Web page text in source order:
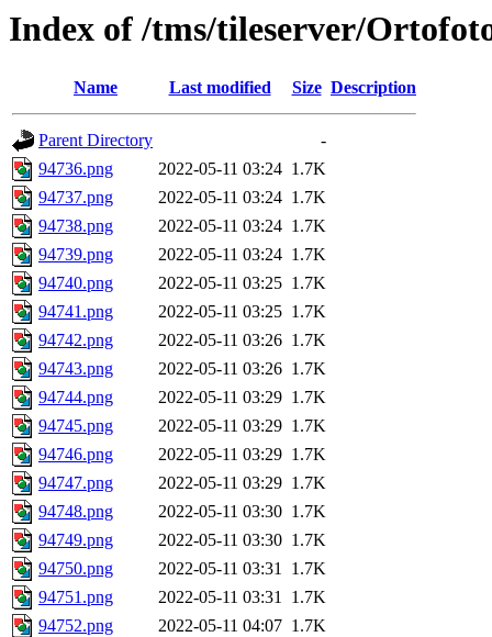
Index of /tms/tileserver/
Name Last modified Size Description
Parent Directory
-
94736.png
2022-05-11 03:24 1.7K
94737.png
2022-05-11 03:24 1.7K
94738.png
2022-05-11 03:24 1.7K
94739.png
2022-05-11 03:24 1.7K
94740.png
2022-05-11 03:25 1.7K
94741.png
2022-05-11 03:25 1.7K
94742.png
2022-05-11 03:26 1.7K
94743.png
2022-05-11 03:26 1.7K
94744.png
2022-05-11 03:29 1.7K
94745.png
2022-05-11 03:29 1.7K
94746.png
2022-05-11 03:29 1.7K
94747.png
2022-05-11 03:29 1.7K
94748.png
2022-05-11 03:30 1.7K
94749.png
2022-05-11 03:30 1.7K
94750.png
2022-05-11 03:31 1.7K
94751.png
2022-05-11 03:31 1.7K
94752.png
2022-05-11 04:07 1.7K